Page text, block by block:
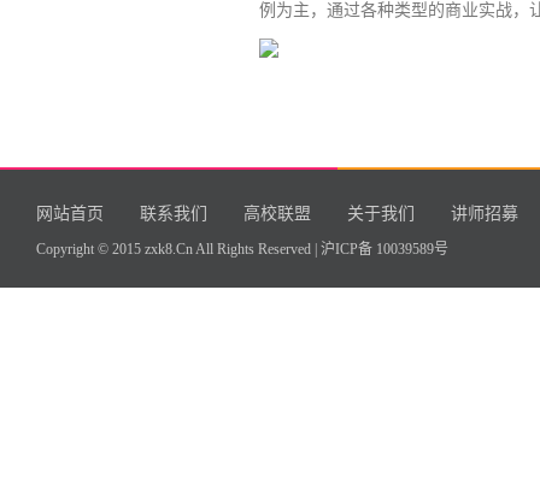
例为主，通过各种类型的商业实战，
网站首页 联系我们 高校联盟 关于我们 讲师招募
Copyright © 2015 zxk8.Cn All Rights Reserved | 沪ICP备 10039589号